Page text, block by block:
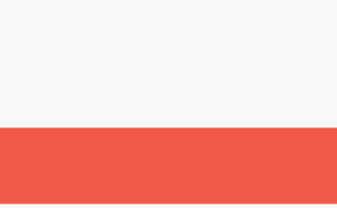
公共信托和监护人网站上获